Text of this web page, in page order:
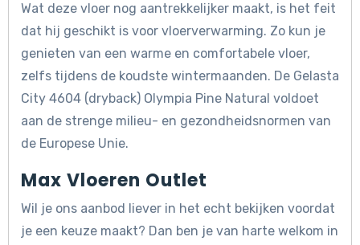
Wat deze vloer nog aantrekkelijker maakt, is het feit
dat hij geschikt is voor vloerverwarming. Zo kun je
genieten van een warme en comfortabele vloer,
zelfs tijdens de koudste wintermaanden. De Gelasta
City 4604 (dryback) Olympia Pine Natural voldoet
aan de strenge milieu- en gezondheidsnormen van
de Europese Unie.
Max Vloeren Outlet
Wil je ons aanbod liever in het echt bekijken voordat
je een keuze maakt? Dan ben je van harte welkom in